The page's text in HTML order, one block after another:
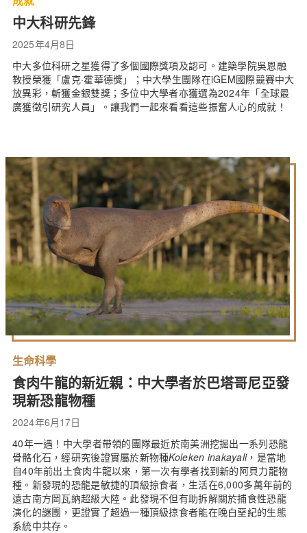
中大科研先鋒
2025年4月8日
中大多位科研之星獲得了多個國際獎項及認可。建築學院吳恩融
教授榮獲「盧克·霍華德獎」；中大學生團隊在iGEM國際競賽中大
放異彩，斬獲金銀雙獎；多位中大學者亦獲選為2024年「全球最
廣獲徵引研究人員」。讓我們一起來看看這些振奮人心的成就！
生命科學
食肉牛龍的新近親：中大學者於巴塔哥尼亞發
現新恐龍物種
2024年6月17日
40年一遇！中大學者帶領的團隊最近於南美洲挖掘出一系列恐龍
骨骼化石，經研究後證實屬於新物種Koleken inakayali，是當地
自40年前出土食肉牛龍以來，第一次有學者找到新的阿貝力龍物
種。新發現的恐龍是敏捷的頂級掠食者，生活在6,000多萬年前的
遠古南方岡瓦納超級大陸。此發現不但有助拆解關於捕食性恐龍
演化的謎團，更證實了超過一種頂級掠食者能在晚白堊紀的生態
系統中共存。